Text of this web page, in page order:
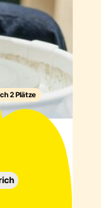
2 Plätze